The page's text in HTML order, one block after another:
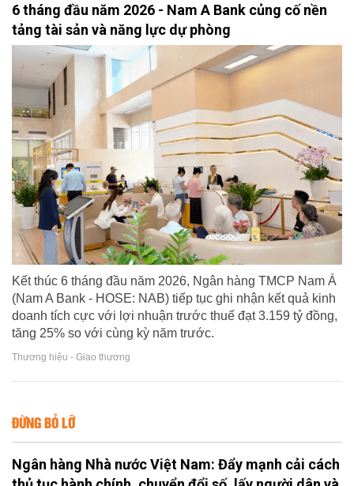
6 tháng đầu năm 2026 - Nam A Bank củng cố nền
tảng tài sản và năng lực dự phòng
Kết thúc 6 tháng đầu năm 2026, Ngân hàng TMCP Nam Á
(Nam A Bank - HOSE: NAB) tiếp tục ghi nhận kết quả kinh
doanh tích cực với lợi nhuận trước thuế đạt 3.159 tỷ đồng,
tăng 25% so với cùng kỳ năm trước.
Thương hiệu - Giao thương
ĐỪNG BỎ LỠ
Ngân hàng Nhà nước Việt Nam: Đẩy mạnh cải cách